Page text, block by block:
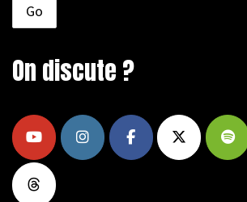
On discute ?